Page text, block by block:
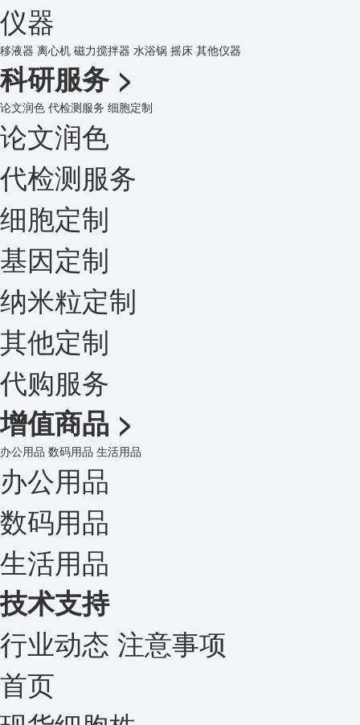
仪器
移液器 离心机 磁力搅拌器 水浴锅 摇床 其他仪器
科研服务 >
论文润色 代检测服务 细胞定制
论文润色
代检测服务
细胞定制
基因定制
纳米粒定制
其他定制
代购服务
增值商品 >
办公用品 数码用品 生活用品
办公用品
数码用品
生活用品
技术支持
行业动态 注意事项
首页